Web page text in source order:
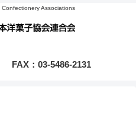
Associations
FAX：03-5486-2131